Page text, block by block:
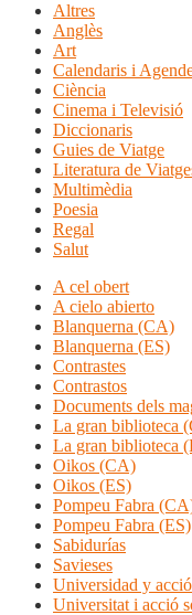
Altres
Anglès
Art
Calendaris i
Ciència
Cinema i Televisió
Diccionaris
Guies de Viatge
Literatura de
Multimèdia
Poesia
Regal
Salut
A cel obert
A cielo abierto
Blanquerna (CA)
Blanquerna (ES)
Contrastes
Contrastos
Documents dels
La gran biblioteca
La gran biblioteca
Oikos (CA)
Oikos (ES)
Pompeu Fabra
Pompeu Fabra (ES)
Sabidurías
Savieses
Universidad y
Universitat i acció